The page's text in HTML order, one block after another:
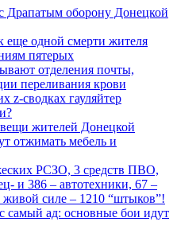
Драпатым оборону Донецкой
еще одной смерти жителя
пятерых
отделения почты,
переливания крови
z-сводках гауляйтер
вещи жителей Донецкой
отжимать мебель и
РСЗО, 3 средств ПВО,
и 386 – автотехники, 67 –
силе – 1210 “штыков”!
самый ад: основные бои идут